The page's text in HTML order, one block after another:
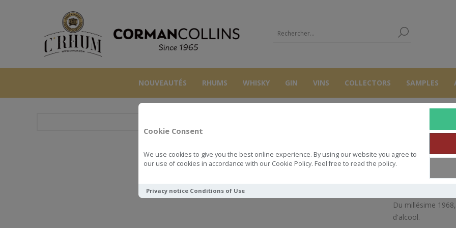
Cookie Consent
We use cookies to give you the best online experience. By using our website you agree to
our use of cookies in accordance with our Cookie Policy. Feel free to read the policy.
Privacy notice Conditions of Use
NOUVEAUTÉS RHUMS WHISKY GIN VINS COLLECTORS SAMPLES
COGNAC GROSPERRIN N°68 FINS BOIS
Du millésime
d'alcool.